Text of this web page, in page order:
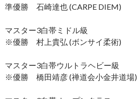
準優勝 石崎達也 (CARPE DIEM)
マスター3白帯ミドル級
※優勝 村上貴弘 (ボンサイ柔術)
マスター3白帯ウルトラヘビー級
※優勝 橋田靖彦 (禅道会小金井道場)